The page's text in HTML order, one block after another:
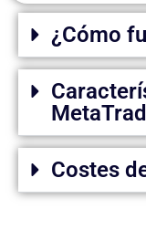
¿Cómo
Costes